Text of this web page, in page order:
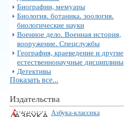
Биографии, мемуары
Биология. ботаника. зоология.
биологические науки
Военное дело. Военная история,
вооружение. Спецслужбы
География, краеведение и другие
естественнонаучные дисциплины
Детективы
Показать все...
Издательства
Азбука-классика